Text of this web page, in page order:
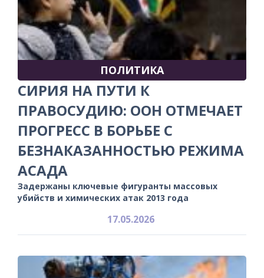
ПОЛИТИКА
СИРИЯ НА ПУТИ К
ПРАВОСУДИЮ: ООН ОТМЕЧАЕТ
ПРОГРЕСС В БОРЬБЕ С
БЕЗНАКАЗАННОСТЬЮ РЕЖИМА
АСАДА
Задержаны ключевые фигуранты массовых
убийств и химических атак 2013 года
17.05.2026